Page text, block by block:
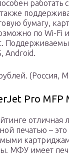
работать
бумагу,
по Wi-Fi
Android.
(Россия,
Pro MFP
отличная
печатью – это
МФУ имеет